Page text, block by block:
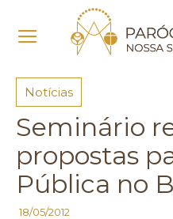
Notícias
Notícias
Seminário
propostas
Pública no
18/05/2012